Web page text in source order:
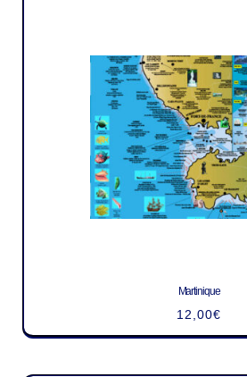
Martinique
12,00€